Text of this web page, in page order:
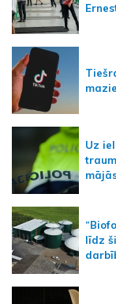
Uz
līdz